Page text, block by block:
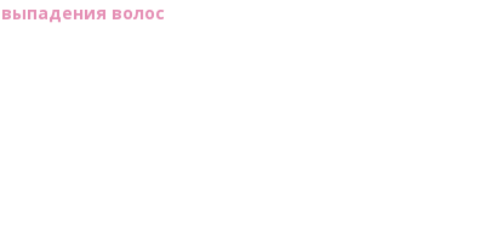
выпадения волос